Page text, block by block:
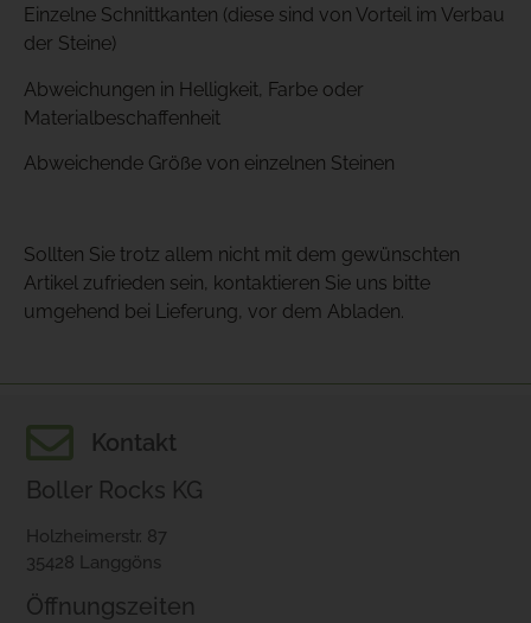
Einzelne Schnittkanten (diese sind von Vorteil im Verbau
der Steine)
Abweichungen in Helligkeit, Farbe oder
Materialbeschaffenheit
Abweichende Größe von einzelnen Steinen
Sollten Sie trotz allem nicht mit dem gewünschten
Artikel zufrieden sein, kontaktieren Sie uns bitte
umgehend bei Lieferung, vor dem Abladen.
Kontakt
Boller Rocks KG
Holzheimerstr. 87
35428 Langgöns
Öffnungszeiten